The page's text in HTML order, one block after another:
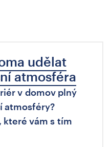
udělat
atmosféra
v domov plný
atmosféry?
které vám s tím